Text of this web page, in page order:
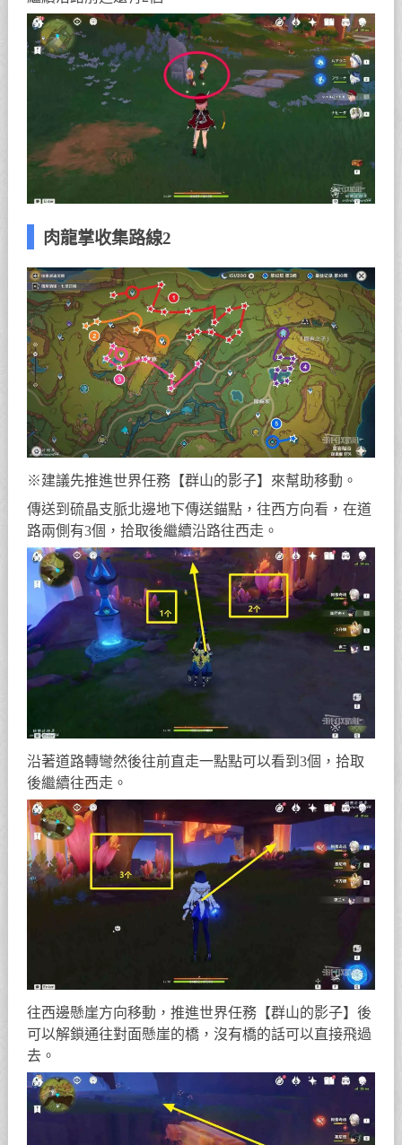
肉龍掌收集路線2
※建議先推進世界任務【群山的影子】來幫助移動。
傳送到硫晶支脈北邊地下傳送錨點，往西方向看，在道
路兩側有3個，拾取後繼續沿路往西走。
沿著道路轉彎然後往前直走一點點可以看到3個，拾取
後繼續往西走。
往西邊懸崖方向移動，推進世界任務【群山的影子】後
可以解鎖通往對面懸崖的橋，沒有橋的話可以直接飛過
去。